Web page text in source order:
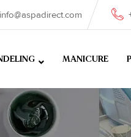
info@aspadirect.com
MANICURE